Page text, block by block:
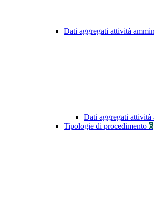
Dati aggregati attività
Dati aggregati attività
Tipologie di procedimento 6